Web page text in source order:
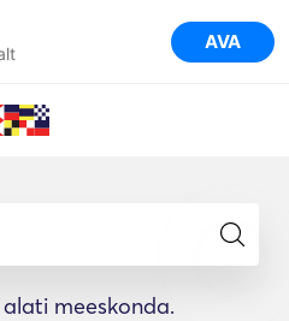
AVA
meeskonda.